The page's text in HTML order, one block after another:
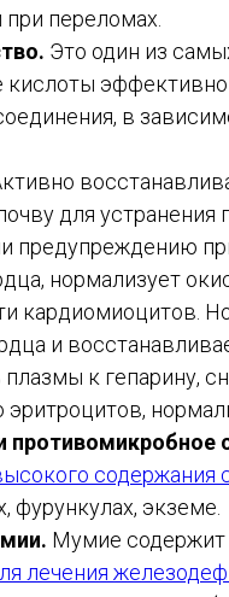
переломах.
Это один из
в
для
предупреждению
нормализует
кардиомиоцитов.
и
к гепарину,
эритроцитов,
противомикробное
содержания
фурункулах, экземе.
Мумие содержит
лечения